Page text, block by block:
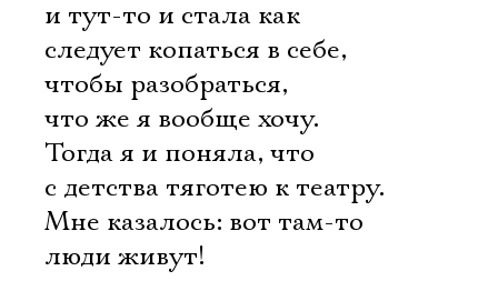
и тут-то и стала как
следует копаться в себе,
чтобы разобраться,
что же я вообще хочу.
Тогда я и поняла, что
с детства тяготею к театру.
Мне казалось: вот там-то
люди живут!
Электропочта
Имя
Ознакомиться